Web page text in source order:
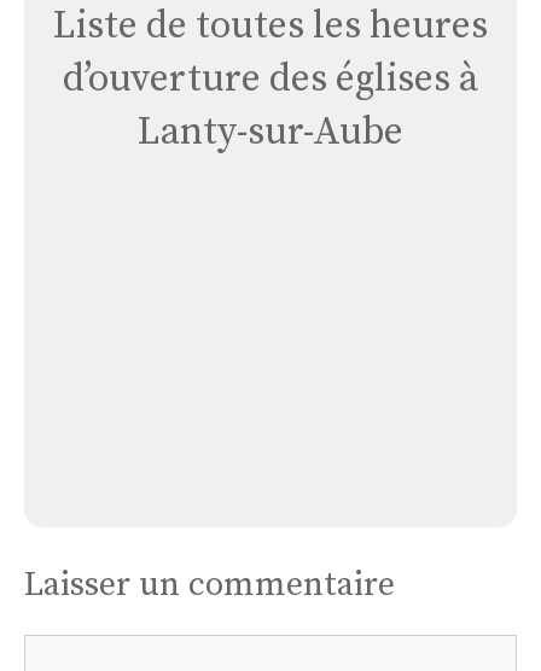
Liste de toutes les heures
d’ouverture des églises à
Lanty-sur-Aube
Laisser un commentaire